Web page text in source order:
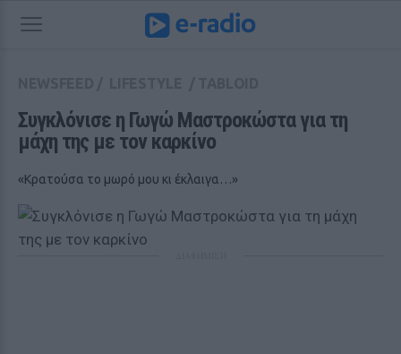
Συγκλόνισε η Γωγώ Μαστροκώστα για τη
μάχη της με τον καρκίνο
«Κρατούσα το μωρό μου κι έκλαιγα…»